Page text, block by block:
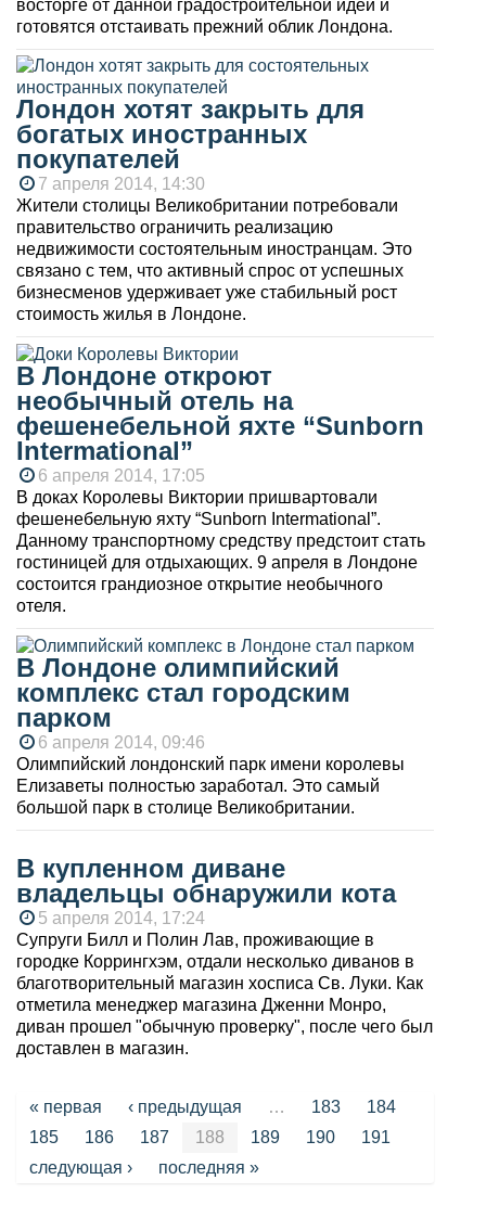
восторге от данной градостроительной идеи и
готовятся отстаивать прежний облик Лондона.
Лондон хотят закрыть для
богатых иностранных
покупателей
7 апреля 2014, 14:30
Жители столицы Великобритании потребовали
правительство ограничить реализацию
недвижимости состоятельным иностранцам. Это
связано с тем, что активный спрос от успешных
бизнесменов удерживает уже стабильный рост
стоимость жилья в Лондоне.
В Лондоне откроют
необычный отель на
фешенебельной яхте “Sunborn
Intermational”
6 апреля 2014, 17:05
В доках Королевы Виктории пришвартовали
фешенебельную яхту “Sunborn Intermational”.
Данному транспортному средству предстоит стать
гостиницей для отдыхающих. 9 апреля в Лондоне
состоится грандиозное открытие необычного
отеля.
В Лондоне олимпийский
комплекс стал городским
парком
6 апреля 2014, 09:46
Олимпийский лондонский парк имени королевы
Елизаветы полностью заработал. Это самый
большой парк в столице Великобритании.
В купленном диване
владельцы обнаружили кота
5 апреля 2014, 17:24
Супруги Билл и Полин Лав, проживающие в
городке Коррингхэм, отдали несколько диванов в
благотворительный магазин хосписа Св. Луки. Как
отметила менеджер магазина Дженни Монро,
диван прошел "обычную проверку", после чего был
доставлен в магазин.
Страницы
« первая ‹ предыдущая … 183
184
185
186 187 188 189 190
191
следующая ›
последняя »